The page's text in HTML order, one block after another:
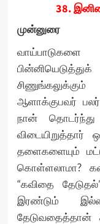
38.
முன்னுரை
ஆளாக்குபவர்
நான்
விடையிறுத்தார்
தளைகளையும்
கொள்ளலாமா?
“கவிதை
இரண்டும்
தேடுவதைத்தான்